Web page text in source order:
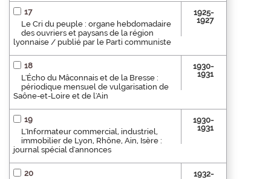
17
Le Cri du peuple : organe hebdomadaire
des ouvriers et paysans de la région
lyonnaise / publié par le Parti communiste
1925-
1927
18
L'Écho du Mâconnais et de la Bresse :
périodique mensuel de vulgarisation de
Saône-et-Loire et de l'Ain
1930-
1931
19
L'Informateur commercial, industriel,
immobilier de Lyon, Rhône, Ain, Isère :
journal spécial d'annonces
1930-
1931
20
1932-